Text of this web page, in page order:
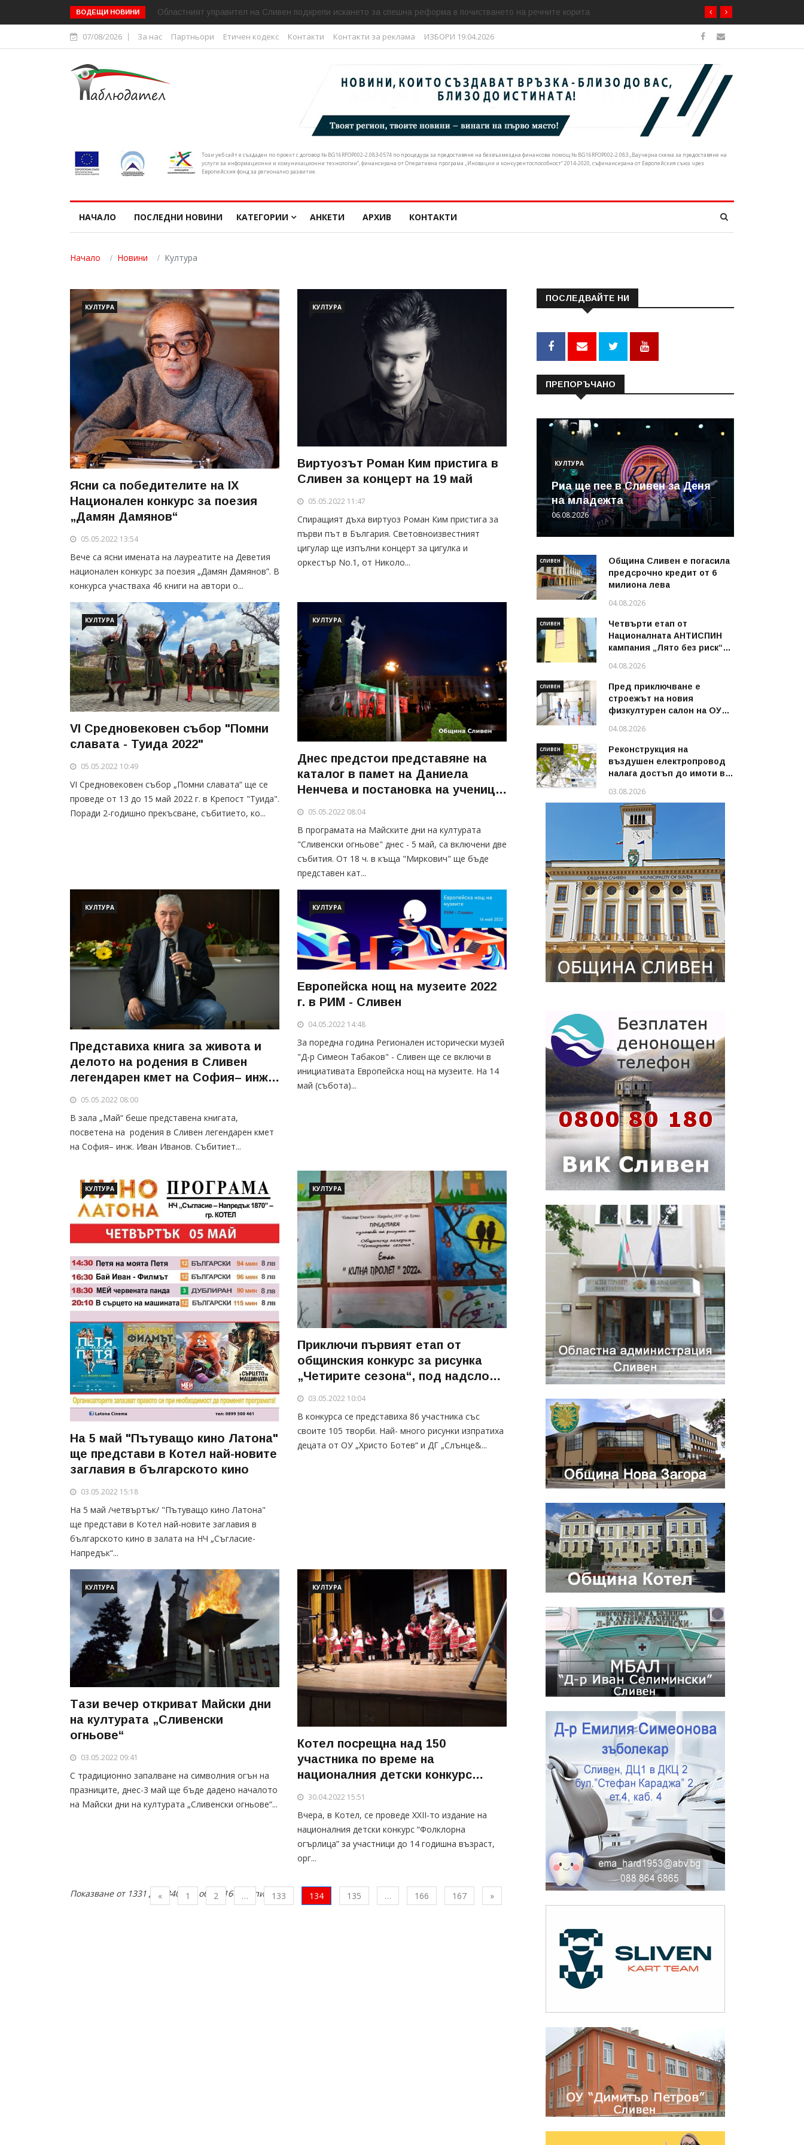
ВОДЕЩИ НОВИНИ Областният управител на Сливен подкрепи искането за спешна реформа в почистването на речните корита
07/08/2026 За нас Партньори Етичен кодекс Контакти Контакти за реклама ИЗБОРИ 19.04.2026
Този уеб сайт е създаден по проект с договор № BG16RFOP002-2.083-0574 по процедура за предоставяне на безвъзмездна финансова помощ № BG16RFOP002-2.083 „Ваучерна схема за предоставяне на
услуги за информационни и комуникационни технологии“, финансирана от Оперативна програма „Иновации и конкурентоспособност“ 2014-2020, съфинансирана от Европейския съюз чрез
Европейския фонд за регионално развитие.
НАЧАЛО ПОСЛЕДНИ НОВИНИ КАТЕГОРИИ АНКЕТИ АРХИВ КОНТАКТИ
Начало Новини Култура
КУЛТУРА
Ясни са победителите на IХ
Национален конкурс за поезия
„Дамян Дамянов“
05.05.2022 13:54
Вече са ясни имената на лауреатите на Деветия
национален конкурс за поезия „Дамян Дамянов”. В
конкурса участваха 46 книги на автори о...
КУЛТУРА
Виртуозът Роман Ким пристига в
Сливен за концерт на 19 май
05.05.2022 11:47
Спиращият дъха виртуоз Роман Ким пристига за
първи път в България. Световноизвестният
цигулар ще изпълни концерт за цигулка и
оркестър No.1, от Николо...
КУЛТУРА
VI Средновековен събор "Помни
славата - Туида 2022"
05.05.2022 10:49
VI Средновековен събор „Помни славата“ ще се
проведе от 13 до 15 май 2022 г. в Крепост "Туида".
Поради 2-годишно прекъсване, събитието, ко...
КУЛТУРА
Днес предстои представяне на
каталог в памет на Даниела
Ненчева и постановка на ученици
05.05.2022 08:04
В програмата на Майските дни на културата
"Сливенски огньове" днес - 5 май, са включени две
събития. От 18 ч. в къща "Миркович" ще бъде
представен кат...
КУЛТУРА
Представиха книга за живота и
делото на родения в Сливен
легендарен кмет на София– инж.
05.05.2022 08:00
В зала „Май“ беше представена книгата,
посветена на родения в Сливен легендарен кмет
на София– инж. Иван Иванов. Събитиет...
КУЛТУРА
Европейска нощ на музеите 2022
г. в РИМ - Сливен
04.05.2022 14:48
За поредна година Регионален исторически музей
"Д-р Симеон Табаков" - Сливен ще се включи в
инициативата Европейска нощ на музеите. На 14
май (събота)...
КУЛТУРА
На 5 май "Пътуващо кино Латона"
ще представи в Котел най-новите
заглавия в българското кино
03.05.2022 15:18
На 5 май /четвъртък/ "Пътуващо кино Латона"
ще представи в Котел най-новите заглавия в
българското кино в залата на НЧ „Съгласие-
Напредък“...
КУЛТУРА
Приключи първият етап от
общинския конкурс за рисунка
„Четирите сезона“, под надслов
03.05.2022 10:04
В конкурса се представиха 86 участника със
своите 105 творби. Най- много рисунки изпратиха
децата от ОУ „Христо Ботев“ и ДГ „Слънце&...
КУЛТУРА
Тази вечер откриват Майски дни
на културата „Сливенски
огньове“
03.05.2022 09:41
С традиционно запалване на символния огън на
празниците, днес-3 май ще бъде дадено началото
на Майски дни на културата „Сливенски огньове“...
КУЛТУРА
Котел посрещна над 150
участника по време на
националния детски конкурс
30.04.2022 15:51
Вчера, в Котел, се проведе XXII-то издание на
националния детски конкурс “Фолклорна
огърлица” за участници до 14 годишна възраст,
орг...
Показване от 1331 до 1340 , от общо 1663 записа
«Предишна
1 2 … 133 134 135 … 166 167 »Следваща
ПОСЛЕДВАЙТЕ НИ
ПРЕПОРЪЧАНО
КУЛТУРА
Риа ще пее в Сливен за Деня
на младежта
06.08.2026
СЛИВЕН
Община Сливен е погасила
предсрочно кредит от 6
милиона лева
04.08.2026
СЛИВЕН
Четвърти етап от
Националната АНТИСПИН
кампания „Лято без риск“
през август 2026 г.
04.08.2026
СЛИВЕН
Пред приключване е
строежът на новия
физкултурен салон на ОУ
Сливен
04.08.2026
СЛИВЕН
Реконструкция на
въздушен електропровод
налага достъп до имоти в
03.08.2026